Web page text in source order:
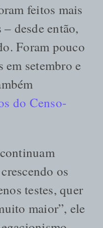
feitos mais
desde então,
Foram pouco
em setembro e
do Censo-
os
testes, quer
maior”, ele